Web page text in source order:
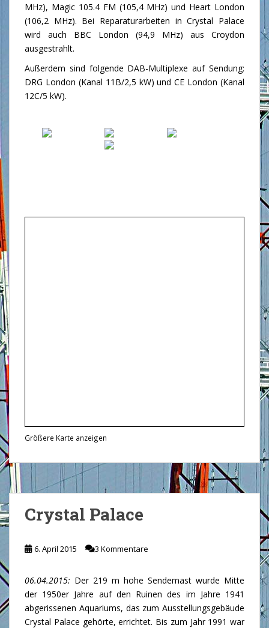
MHz), Magic 105.4 FM (105,4 MHz) und Heart London
(106,2 MHz). Bei Reparaturarbeiten in Crystal Palace
wird auch BBC London (94,9 MHz) aus Croydon
ausgestrahlt.
Außerdem sind folgende DAB-Multiplexe auf Sendung:
DRG London (Kanal 11B/2,5 kW) und CE London (Kanal
12C/5 kW).
Größere Karte anzeigen
Crystal Palace
6. April 2015 3 Kommentare
06.04.2015: Der 219 m hohe Sendemast wurde Mitte
der 1950er Jahre auf den Ruinen des im Jahre 1941
abgerissenen Aquariums, das zum Ausstellungsgebäude
Crystal Palace gehörte, errichtet. Bis zum Jahr 1991 war